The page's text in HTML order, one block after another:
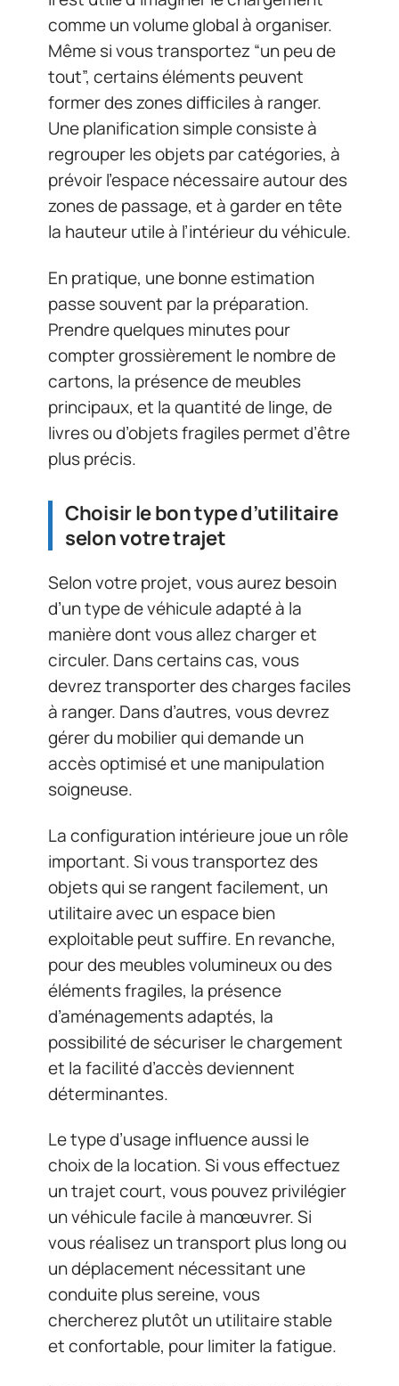
comme un volume global à organiser.
Même si vous transportez “un peu de
tout”, certains éléments peuvent
former des zones difficiles à ranger.
Une planification simple consiste à
regrouper les objets par catégories, à
prévoir l’espace nécessaire autour des
zones de passage, et à garder en tête
la hauteur utile à l’intérieur du véhicule.
En pratique, une bonne estimation
passe souvent par la préparation.
Prendre quelques minutes pour
compter grossièrement le nombre de
cartons, la présence de meubles
principaux, et la quantité de linge, de
livres ou d’objets fragiles permet d’être
plus précis.
Choisir le bon type d’utilitaire
selon votre trajet
Selon votre projet, vous aurez besoin
d’un type de véhicule adapté à la
manière dont vous allez charger et
circuler. Dans certains cas, vous
devrez transporter des charges faciles
à ranger. Dans d’autres, vous devrez
gérer du mobilier qui demande un
accès optimisé et une manipulation
soigneuse.
La configuration intérieure joue un rôle
important. Si vous transportez des
objets qui se rangent facilement, un
utilitaire avec un espace bien
exploitable peut suffire. En revanche,
pour des meubles volumineux ou des
éléments fragiles, la présence
d’aménagements adaptés, la
possibilité de sécuriser le chargement
et la facilité d’accès deviennent
déterminantes.
Le type d’usage influence aussi le
choix de la location. Si vous effectuez
un trajet court, vous pouvez privilégier
un véhicule facile à manœuvrer. Si
vous réalisez un transport plus long ou
un déplacement nécessitant une
conduite plus sereine, vous
chercherez plutôt un utilitaire stable
et confortable, pour limiter la fatigue.